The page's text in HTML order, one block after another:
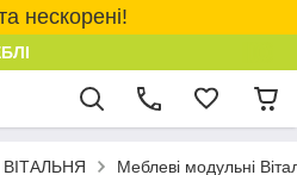
нескорені!
ВІТАЛЬНЯ Меблеві модульні